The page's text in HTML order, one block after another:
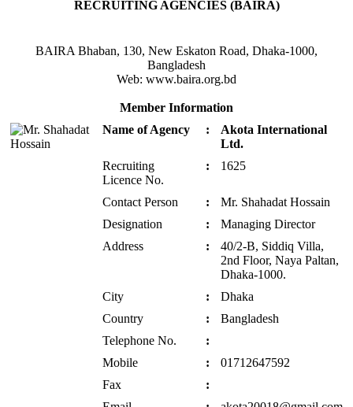
RECRUITING AGENCIES (BAIRA)
BAIRA Bhaban, 130, New Eskaton Road, Dhaka-1000,
Bangladesh
Web: www.baira.org.bd
Member Information
Name of Agency
:
Akota International
Ltd.
Recruiting
Licence No.
: 1625
Contact Person :
Mr. Shahadat Hossain
Designation
:
Managing Director
Address
:
40/2-B, Siddiq Villa,
2nd Floor, Naya Paltan,
Dhaka-1000.
City
:
Dhaka
Country
:
Bangladesh
Telephone No.
:
Mobile
:
01712647592
Fax
: